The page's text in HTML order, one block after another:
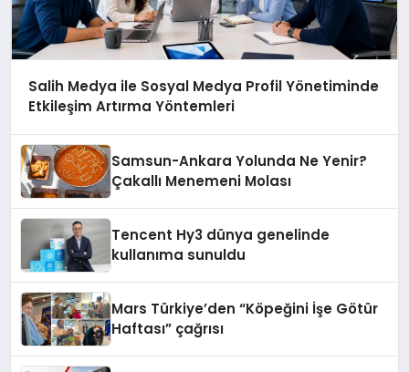
Salih Medya ile Sosyal Medya Profil Yönetiminde
Etkileşim Artırma Yöntemleri
Samsun-Ankara Yolunda Ne Yenir?
Çakallı Menemeni Molası
Tencent Hy3 dünya genelinde
kullanıma sunuldu
Mars Türkiye’den “Köpeğini İşe Götür
Haftası” çağrısı